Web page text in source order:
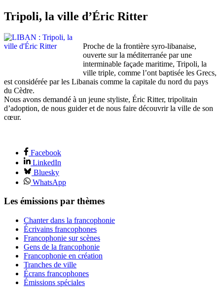
Tripoli, la ville d’Éric Ritter
Proche de la frontière syro-libanaise,
ouverte sur la méditerranée par une
interminable façade maritime, Tripoli, la
ville triple, comme l’ont baptisée les Grecs,
est considérée par les Libanais comme la capitale du nord du pays
du Cèdre.
Nous avons demandé à un jeune styliste, Éric Ritter, tripolitain
d’adoption, de nous guider et de nous faire découvrir la ville de son
cœur.
Facebook
LinkedIn
Bluesky
WhatsApp
Les émissions par thèmes
Chanter dans la francophonie
Écrivains francophones
Francophonie sur scènes
Gens de la francophonie
Francophonie en création
Tranches de ville
Écrans francophones
Émissions spéciales